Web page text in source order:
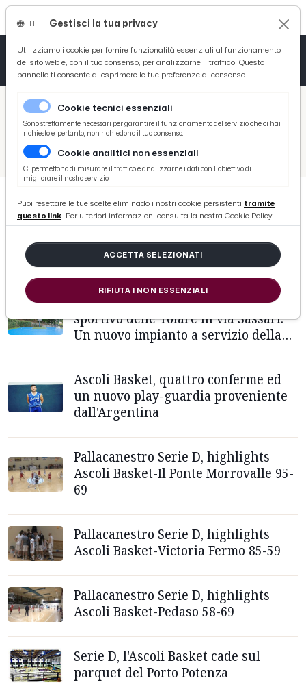
/ Picenotime
/ #ascoli-basket
#ASCOLI-BASKET
44 ARTICOLI
Ascoli Piceno, riqualificato il campo
sportivo delle Tofare in via Sassari.
Un nuovo impianto a servizio della
Ascoli Basket, quattro conferme ed
un nuovo play-guardia proveniente
dall'Argentina
Pallacanestro Serie D, highlights
Ascoli Basket-Il Ponte Morrovalle 95-
69
Pallacanestro Serie D, highlights
Ascoli Basket-Victoria Fermo 85-59
Pallacanestro Serie D, highlights
Ascoli Basket-Pedaso 58-69
Serie D, l'Ascoli Basket cade sul
parquet del Porto Potenza
Gestisci la tua privacy
Utilizziamo i cookie per fornire funzionalità essenziali al funzionamento
del sito web e, con il tuo consenso, per analizzarne il traffico. Questo
pannello ti consente di esprimere le tue preferenze di consenso.
Cookie tecnici essenziali
Sono strettamente necessari per garantire il funzionamento del servizio che ci hai
richiesto e, pertanto, non richiedono il tuo consenso.
Cookie analitici non essenziali
Ci permettono di misurare il traffico e analizzarne i dati con l'obiettivo di
migliorare il nostro servizio.
Puoi resettare le tue scelte eliminado i nostri cookie persistenti tramite
questo link. Per ulteriori informazioni consulta la nostra Cookie Policy.
ACCETTA SELEZIONATI
RIFIUTA I NON ESSENZIALI
Tutto News
Tutto Sport
Basket
Ciclismo
Tutto Curiosità